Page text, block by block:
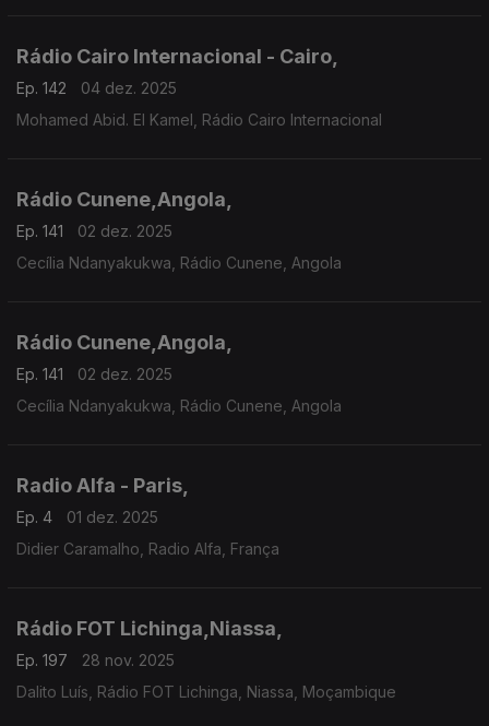
Rádio Cairo Internacional - Cairo,
Ep. 142
04 dez. 2025
Mohamed Abid. El Kamel, Rádio Cairo Internacional
Rádio Cunene,Angola,
Ep. 141
02 dez. 2025
Cecília Ndanyakukwa, Rádio Cunene, Angola
Rádio Cunene,Angola,
Ep. 141
02 dez. 2025
Cecília Ndanyakukwa, Rádio Cunene, Angola
Radio Alfa - Paris,
Ep. 4
01 dez. 2025
Didier Caramalho, Radio Alfa, França
Rádio FOT Lichinga,Niassa,
Ep. 197
28 nov. 2025
Dalito Luís, Rádio FOT Lichinga, Niassa, Moçambique